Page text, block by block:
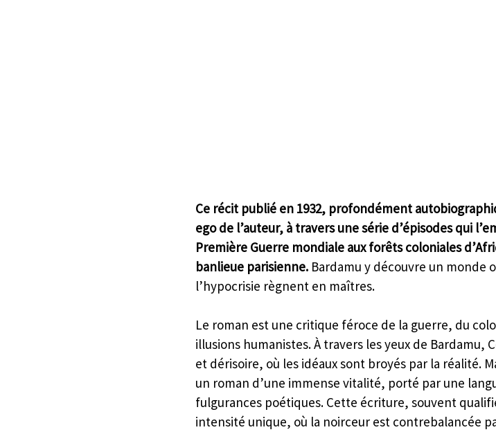
Ce récit publié en 1932, profondément
ego de l’auteur, à travers une série d’épisodes qui
Première Guerre mondiale aux forêts coloniales
banlieue parisienne. Bardamu y découvre un monde
l’hypocrisie règnent en maîtres.
Le roman est une critique féroce de la guerre, du
illusions humanistes. À travers les yeux de
et dérisoire, où les idéaux sont broyés par la réalité.
un roman d’une immense vitalité, porté par une
fulgurances poétiques. Cette écriture, souvent
intensité unique, où la noirceur est contrebalancée